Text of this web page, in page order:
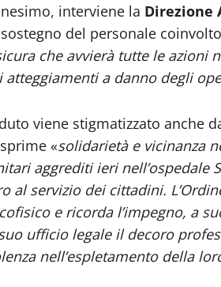
interviene la Direzione
del personale
che avvierà tutte le azioni
a danno degli
viene stigmatizzato anche
«solidarietà e vicinanza
aggrediti ieri nell’ospedale
al servizio dei cittadini.
e ricorda l’impegno, a
ufficio legale il decoro
nell’espletamento della